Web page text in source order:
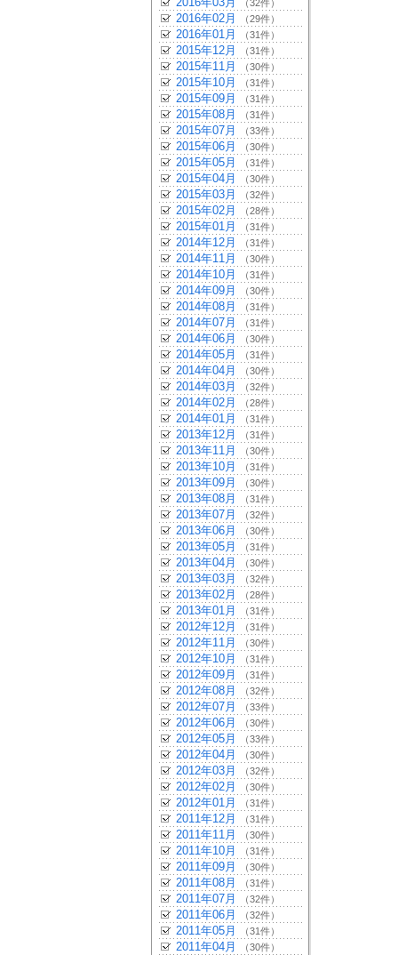
（32件）
2016年02月 （29件）
2016年01月 （31件）
2015年12月 （31件）
2015年11月 （30件）
2015年10月 （31件）
2015年09月 （31件）
2015年08月 （31件）
2015年07月 （33件）
2015年06月 （30件）
2015年05月 （31件）
2015年04月 （30件）
2015年03月 （32件）
2015年02月 （28件）
2015年01月 （31件）
2014年12月 （31件）
2014年11月 （30件）
2014年10月 （31件）
2014年09月 （30件）
2014年08月 （31件）
2014年07月 （31件）
2014年06月 （30件）
2014年05月 （31件）
2014年04月 （30件）
2014年03月 （32件）
2014年02月 （28件）
2014年01月 （31件）
2013年12月 （31件）
2013年11月 （30件）
2013年10月 （31件）
2013年09月 （30件）
2013年08月 （31件）
2013年07月 （32件）
2013年06月 （30件）
2013年05月 （31件）
2013年04月 （30件）
2013年03月 （32件）
2013年02月 （28件）
2013年01月 （31件）
2012年12月 （31件）
2012年11月 （30件）
2012年10月 （31件）
2012年09月 （31件）
2012年08月 （32件）
2012年07月 （33件）
2012年06月 （30件）
2012年05月 （33件）
2012年04月 （30件）
2012年03月 （32件）
2012年02月 （30件）
2012年01月 （31件）
2011年12月 （31件）
2011年11月 （30件）
2011年10月 （31件）
2011年09月 （30件）
2011年08月 （31件）
2011年07月 （32件）
2011年06月 （32件）
2011年05月 （31件）
2011年04月 （30件）